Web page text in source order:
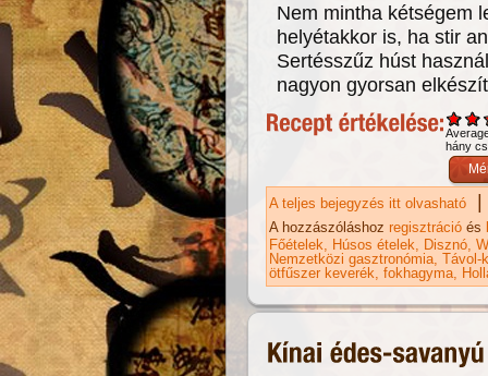
Nem mintha kétségem
helyétakkor is, ha stir
Sertésszűz húst
nagyon gyorsan
hány
A teljes bejegyzés itt olvasható |
A hozzászóláshoz regisztráció és
Főételek
Húsos ételek Disznó
Nemzetközi gasztronómia Távol-
ötfűszer keverék fokhagyma